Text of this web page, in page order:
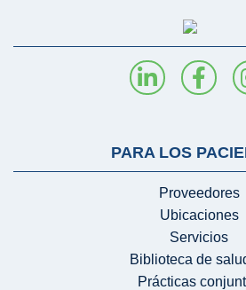
PARA LOS
Proveedores
Ubicaciones
Servicios
Biblioteca de
Prácticas